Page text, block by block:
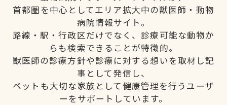
首都圏を中心としてエリア拡大中の獣医師・動物
病院情報サイト。
路線・駅・行政区だけでなく、診療可能な動物か
らも検索できることが特徴的。
獣医師の診療方針や診療に対する想いを取材し記
事として発信し、
ペットも大切な家族として健康管理を行うユーザ
ーをサポートしています。